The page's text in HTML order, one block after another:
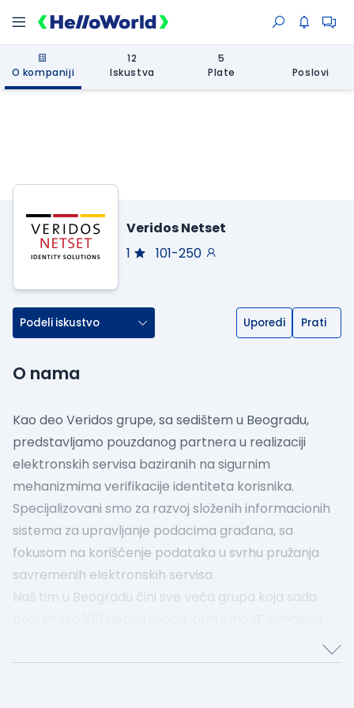
O kompaniji
12
Iskustva
5
Plate
Poslovi
Veridos Netset
1
101-250
Podeli iskustvo Uporedi Prati
O nama
Kao deo Veridos grupe, sa sedištem u Beogradu,
predstavljamo pouzdanog partnera u realizaciji
elektronskih servisa baziranih na sigurnim
mehanizmima verifikacije identiteta korisnika.
Specijalizovani smo za razvoj složenih informacionih
sistema za upravljanje podacima građana, sa
fokusom na korišćenje podataka u svrhu pružanja
savremenih elektronskih servisa.
Naš tim u Beogradu čini sve veća grupa koja sada
našom globalnom misijom. Svakog dana